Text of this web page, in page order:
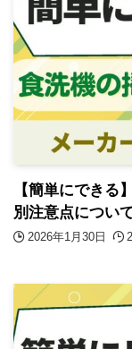
【簡単にできる
別注意点につい
2026年1月30日